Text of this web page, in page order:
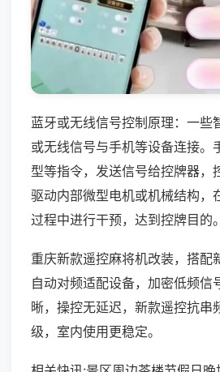
蓝牙或无线信号控制原理：一些
或无线信号与手机等设备连接。
型等指令，发送信号给控牌器，
驱动内部微型电机或机械结构，
过程中进行干预，达到控牌目的。
重庆新款遥控麻将机改装，搭配
自动对频适配设备，加密低频信
晰，操控无延迟，新款遥控抗串
级，室内使用更稳定。